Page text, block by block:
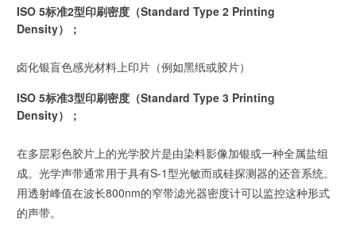
ISO 5标准2型印刷密度（Standard Type 2 Printing
Density）；
卤化银盲色感光材料上印片（例如黑纸或胶片）
ISO 5标准3型印刷密度（Standard Type 3 Printing
Density）；
在多层彩色胶片上的光学胶片是由染料影像加银或一种全属盐组
成。光学声带通常用于具有S-1型光敏而或硅探测器的还音系统。
用透射峰值在波长800nm的窄带滤光器密度计可以监控这种形式
的声带。